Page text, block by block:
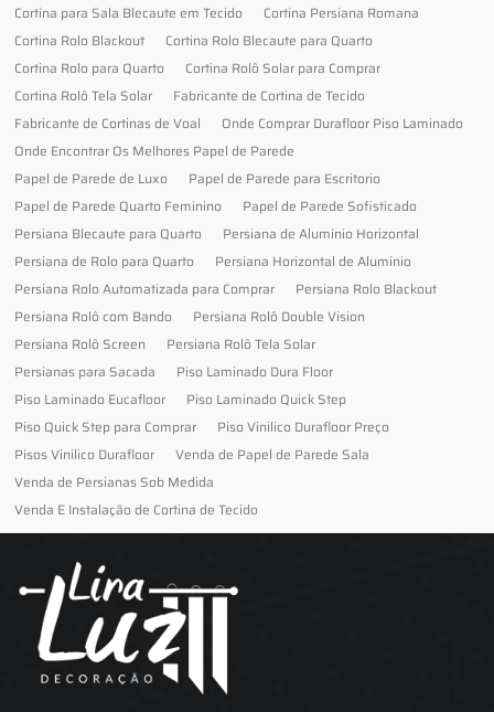
Cortina para Sala Blecaute em Tecido
Cortina Persiana Romana
Cortina Rolo Blackout
Cortina Rolo Blecaute para Quarto
Cortina Rolo para Quarto
Cortina Rolô Solar para Comprar
Cortina Rolô Tela Solar
Fabricante de Cortina de Tecido
Fabricante de Cortinas de Voal
Onde Comprar Durafloor Piso Laminado
Onde Encontrar Os Melhores Papel de Parede
Papel de Parede de Luxo
Papel de Parede para Escritorio
Papel de Parede Quarto Feminino
Papel de Parede Sofisticado
Persiana Blecaute para Quarto
Persiana de Alumínio Horizontal
Persiana de Rolo para Quarto
Persiana Horizontal de Alumínio
Persiana Rolo Automatizada para Comprar
Persiana Rolo Blackout
Persiana Rolô com Bando
Persiana Rolô Double Vision
Persiana Rolô Screen
Persiana Rolô Tela Solar
Persianas para Sacada
Piso Laminado Dura Floor
Piso Laminado Eucafloor
Piso Laminado Quick Step
Piso Quick Step para Comprar
Piso Vinilico Durafloor Preço
Pisos Vinilico Durafloor
Venda de Papel de Parede Sala
Venda de Persianas Sob Medida
Venda E Instalação de Cortina de Tecido